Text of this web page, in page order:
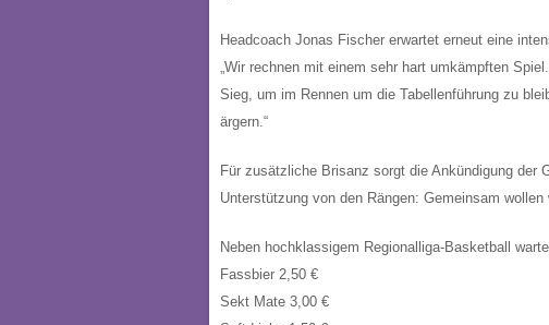
Headcoach Jonas Fischer erwartet erneut eine
„Wir rechnen mit einem sehr hart umkämpften
Sieg, um im Rennen um die Tabellenführung zu
ärgern.“
Für zusätzliche Brisanz sorgt die Ankündigung
Unterstützung von den Rängen: Gemeinsam
Neben hochklassigem Regionalliga-Basketball
Fassbier 2,50 €
Sekt Mate 3,00 €